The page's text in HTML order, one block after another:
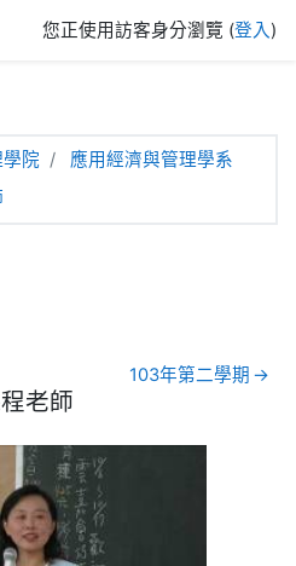
您正使用訪客身分瀏覽 (登入)
院
應用經濟與管理學系
103年第二學期 →
老師